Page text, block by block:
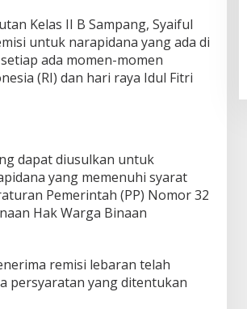
Kelas II B Sampang, Syaiful
untuk narapidana yang ada di
ada momen-momen
(RI) dan hari raya Idul Fitri
dapat diusulkan untuk
yang memenuhi syarat
Pemerintah (PP) Nomor 32
Hak Warga Binaan
remisi lebaran telah
persyaratan yang ditentukan